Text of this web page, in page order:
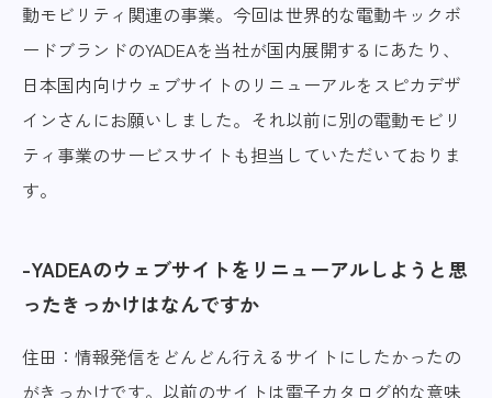
動モビリティ関連の事業。今回は世界的な電動キックボ
ードブランドのYADEAを当社が国内展開するにあたり、
日本国内向けウェブサイトのリニューアルをスピカデザ
インさんにお願いしました。それ以前に別の電動モビリ
ティ事業のサービスサイトも担当していただいておりま
す。
YADEAのウェブサイトをリニューアルしようと思
ったきっかけはなんですか
住田：情報発信をどんどん行えるサイトにしたかったの
がきっかけです。以前のサイトは電子カタログ的な意味